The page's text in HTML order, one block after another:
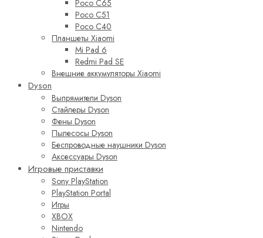
Poco C65
Poco C51
Poco C40
Планшеты Xiaomi
Mi Pad 6
Redmi Pad SE
Внешние аккумуляторы Xiaomi
Dyson
Выпрямители Dyson
Стайлеры Dyson
Фены Dyson
Пылесосы Dyson
Беспроводные наушники Dyson
Аксессуары Dyson
Игровые приставки
Sony PlayStation
PlayStation Portal
Игры
XBOX
Nintendo